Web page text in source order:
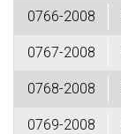
0766-2008
0767-2008
0768-2008
0769-2008